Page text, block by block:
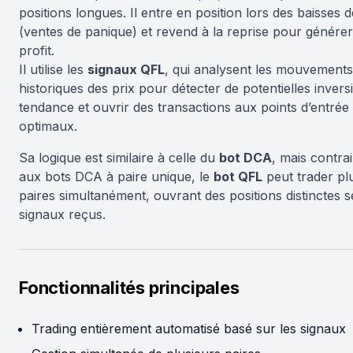
positions longues. Il entre en position lors des baisses
(ventes de panique) et revend à la reprise pour
profit.
Il utilise les signaux QFL, qui analysent les mouvements
historiques des prix pour détecter de potentielles
tendance et ouvrir des transactions aux points d’entrée
optimaux.
Sa logique est similaire à celle du bot DCA, mais
aux bots DCA à paire unique, le bot QFL peut trader
paires simultanément, ouvrant des positions distinctes
signaux reçus.
Fonctionnalités principales
Trading entièrement automatisé basé sur les signaux